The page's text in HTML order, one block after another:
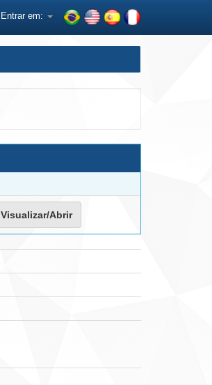
Entrar em:
Visualizar/Abrir